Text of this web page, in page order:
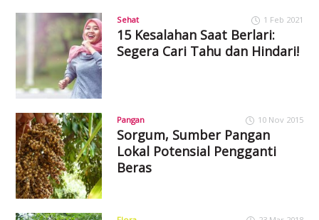
Sehat 1 Feb 2021
15 Kesalahan Saat Berlari:
Segera Cari Tahu dan Hindari!
Pangan 10 Nov 2015
Sorgum, Sumber Pangan
Lokal Potensial Pengganti
Beras